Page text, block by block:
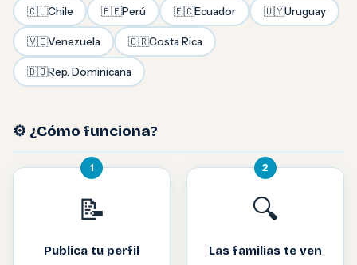
🇨🇱Chile 🇵🇪Perú 🇪🇨Ecuador 🇺🇾Uruguay
🇻🇪Venezuela 🇨🇷Costa Rica
🇩🇴Rep. Dominicana
⚙️ ¿Cómo funciona?
1
📝
Publica tu perfil
2
🔍
Las familias te ven